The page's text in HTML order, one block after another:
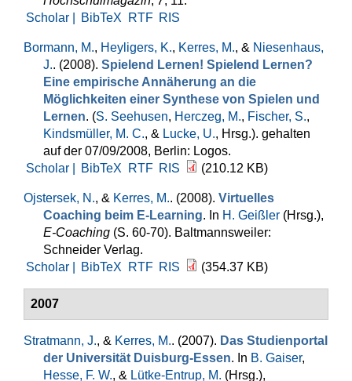
Scholar |
BibTeX RTF RIS
Bormann, M., Heyligers, K., Kerres, M., & Niesenhaus,
J.. (2008). Spielend Lernen! Spielend Lernen?
Eine empirische Annäherung an die
Möglichkeiten einer Synthese von Spielen und
Lernen. (S. Seehusen, Herczeg, M., Fischer, S.,
Kindsmüller, M. C., & Lucke, U., Hrsg.). gehalten
auf der 07/09/2008, Berlin: Logos.
Scholar |
BibTeX RTF RIS (210.12 KB)
Ojstersek, N., & Kerres, M.. (2008). Virtuelles
Coaching beim E-Learning. In H. Geißler (Hrsg.),
E-Coaching (S. 60-70). Baltmannsweiler:
Schneider Verlag.
Scholar |
BibTeX RTF RIS (354.37 KB)
2007
Stratmann, J., & Kerres, M.. (2007). Das Studienportal
der Universität Duisburg-Essen. In B. Gaiser,
Hesse, F. W., & Lütke-Entrup, M. (Hrsg.),